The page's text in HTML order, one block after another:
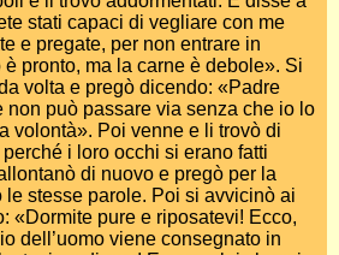
stati capaci di vegliare con me
e pregate, per non entrare in
pronto, ma la carne è debole». Si
volta e pregò dicendo: «Padre
non può passare via senza che io lo
volontà». Poi venne e li trovò di
i loro occhi si erano fatti
di nuovo e pregò per la
le stesse parole. Poi si avvicinò ai
«Dormite pure e riposatevi! Ecco,
dell’uomo viene consegnato in